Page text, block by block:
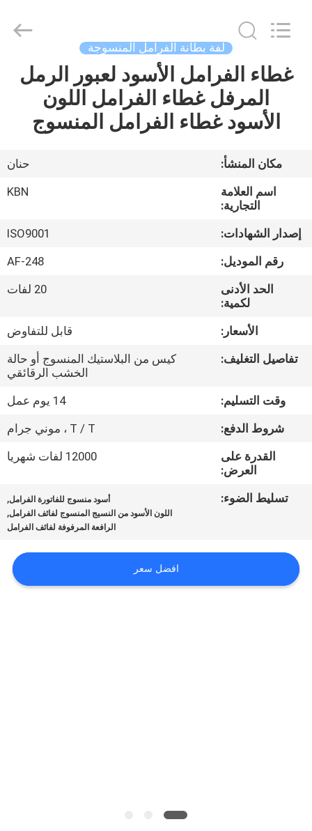
مسكن
منتجات
معلومات
جولة
المعمل
مراقبة
الجودة
اتصل
اطلب
الموقع
PRIVACY
Reserved.
لفة بطانة الفرامل المنسوجة
غطاء الفرامل الأسود لعبور الرمل
المرفل غطاء الفرامل اللون
الأسود غطاء الفرامل المنسوج
مكان المنشأ:
حنان
اسم العلامة
التجارية:
KBN
إصدار الشهادات:
ISO9001
رقم الموديل:
AF-248
الحد الأدنى
لكمية:
20 لفات
الأسعار:
قابل للتفاوض
تفاصيل التغليف:
كيس من البلاستيك المنسوج أو حالة
الخشب الرقائقي
وقت التسليم:
14 يوم عمل
شروط الدفع:
T / T ، موني جرام
القدرة على
العرض:
12000 لفات شهريا
تسليط الضوء: أسود منسوج للفاتورة الفرامل,
اللون الأسود من النسيج المنسوج لفائف الفرامل,
الرافعة المرفوفة لفائف الفرامل
افضل سعر